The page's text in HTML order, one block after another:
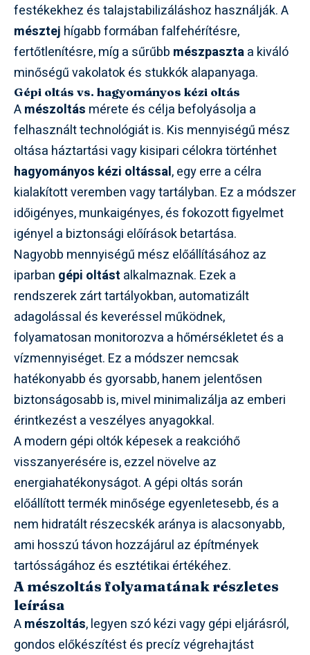
festékekhez és talajstabilizáláshoz használják. A
mésztej hígabb formában falfehérítésre,
fertőtlenítésre, míg a sűrűbb mészpasztaa kiváló
minőségű vakolatok és stukkók alapanyaga.
Gépi oltás vs. hagyományos kézi oltás
Amészoltás mérete és célja befolyásolja a
felhasznált technológiát is. Kis mennyiségű mész
oltása háztartási vagy kisipari célokra történhet
hagyományos kézi oltással, egy erre a célra
kialakított veremben vagy tartályban. Ez a módszer
időigényes, munkaigényes, és fokozott figyelmet
igényel a biztonsági előírások betartása.
Nagyobb mennyiségű mész előállításához az
iparban gépi oltást alkalmaznak. Ezek a
rendszerek zárt tartályokban, automatizált
adagolással és keveréssel működnek,
folyamatosan monitorozva a hőmérsékletet és a
vízmennyiséget. Ez a módszer nemcsak
hatékonyabb és gyorsabb, hanem jelentősen
biztonságosabb is, mivel minimalizálja az emberi
érintkezést a veszélyes anyagokkal.
A modern gépi oltók képesek a reakcióhő
visszanyerésére is, ezzel növelve az
energiahatékonyságot. A gépi oltás során
előállított termék minősége egyenletesebb, és a
nem hidratált részecskék aránya is alacsonyabb,
ami hosszú távon hozzájárul az építmények
tartósságához és esztétikai értékéhez.
A mészoltás folyamatának részletes
leírása
Amészoltás, legyen szó kézi vagy gépi eljárásról,
gondos előkészítést és precíz végrehajtást